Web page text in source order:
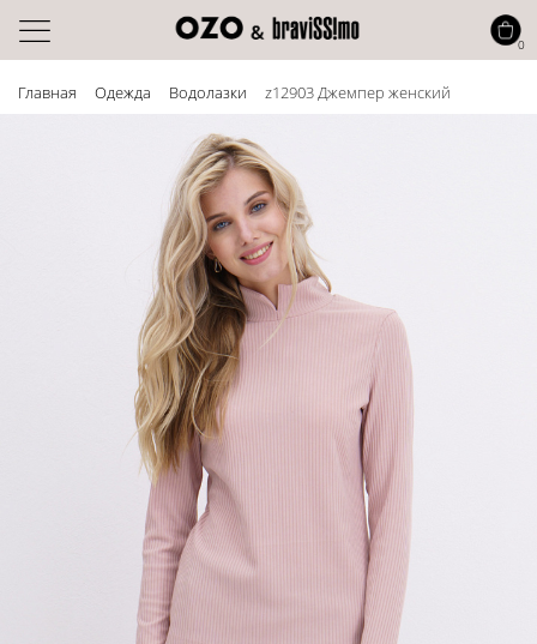
Главная Одежда Водолазки z12903 Джемпер женский
0